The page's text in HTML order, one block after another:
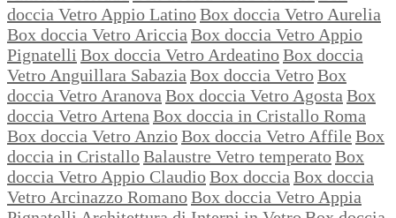
doccia Vetro Appio LatinoBox doccia Vetro Aurelia
Box doccia Vetro Ariccia Box doccia Vetro Appio
Pignatelli Box doccia Vetro ArdeatinoBox doccia
Vetro Anguillara Sabazia Box doccia VetroBox
doccia Vetro Aranova Box doccia Vetro Agosta Box
doccia Vetro Artena Box doccia in Cristallo Roma
Box doccia Vetro AnzioBox doccia Vetro Affile Box
doccia in CristalloBalaustre Vetro temperatoBox
doccia Vetro Appio ClaudioBox doccia Box doccia
Vetro Arcinazzo RomanoBox doccia Vetro Appia